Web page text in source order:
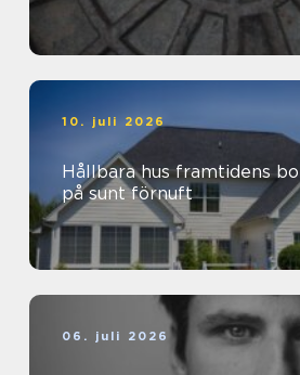
10. juli 2026
Hållbara hus framtidens boende byggt
på sunt förnuft
06. juli 2026